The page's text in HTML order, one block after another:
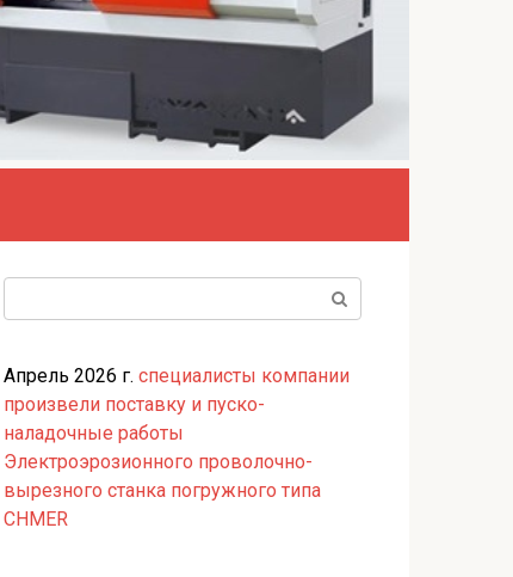
Апрель 2026 г. специалисты компании
произвели поставку и пуско-
наладочные работы
Электроэрозионного проволочно-
вырезного станка погружного типа
CHMER